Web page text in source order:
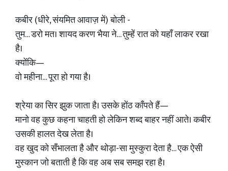
कबीर (धीरे, संयमित आवाज़ में) बोली -
तुम… डरो मत। शायद करण भैया ने… तुम्हें रात को यहाँ लाकर रखा
है।
क्योंकि—
वो महीना… पूरा हो गया है।
श्रेया का सिर झुक जाता है। उसके होंठ काँपते हैं—
मानो वह कुछ कहना चाहती हो लेकिन शब्द बाहर नहीं आते। कबीर
उसकी हालत देख लेता है।
वह खुद को सँभालता है और थोड़ा-सा मुस्कुरा देता है… एक ऐसी
मुस्कान जो बताती है कि वह अब सब समझ रहा है।